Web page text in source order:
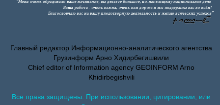
Главный редактор Информационно-аналитического агентства
Грузинформ Арно Хидирбегишвили
Chief editor of Information agency GEOINFORM Arno
Khidirbegishvili
Все права защищены. При использовании, цитировании, или